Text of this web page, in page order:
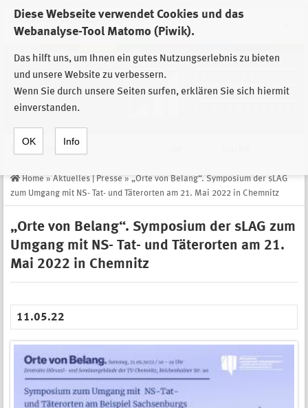
Diese Webseite verwendet Cookies und das
Webanalyse-Tool Matomo (Piwik).
Das hilft uns, um Ihnen ein gutes Nutzungserlebnis zu bieten
und unsere Website zu verbessern.
Wenn Sie durch unsere Seiten surfen, erklären Sie sich hiermit
einverstanden.
OK Info
Zur Auswahl der Einrichtungen der
Stiftung Sächsische Gedenkstätten
Home » Aktuelles | Presse » „Orte von Belang“. Symposium der sLAG
zum Umgang mit NS- Tat- und Täterorten am 21. Mai 2022 in Chemnitz
„Orte von Belang“. Symposium der sLAG zum
Umgang mit NS- Tat- und Täterorten am 21.
Mai 2022 in Chemnitz
11.05.22